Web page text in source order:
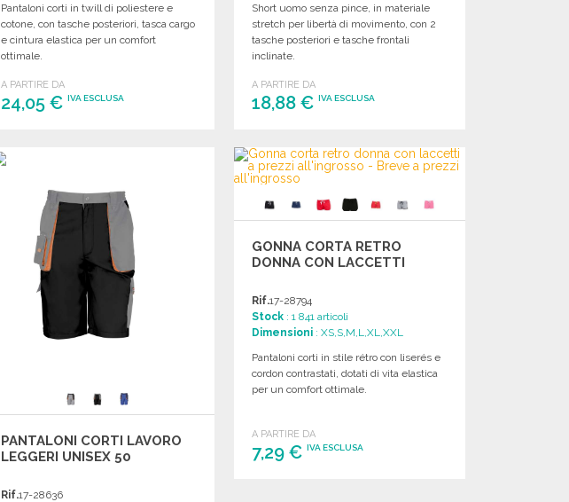
Pantaloni corti in twill di poliestere e
cotone, con tasche posteriori, tasca cargo
e cintura elastica per un comfort
ottimale.
A PARTIRE DA
24,05 €IVA ESCLUSA
Short uomo senza pince, in materiale
stretch per libertà di movimento, con 2
tasche posteriori e tasche frontali
inclinate.
A PARTIRE DA
18,88 €IVA ESCLUSA
Richiedi un preventivo
PANTALONI CORTI LAVORO
LEGGERI UNISEX 50
Rif.17-28636
GONNA CORTA RETRO
DONNA CON LACCETTI
Rif.17-28794
Stock : 1 841 articoli
Dimensioni : XS,S,M,L,XL,XXL
Pantaloni corti in stile rétro con liserés e
cordon contrastati, dotati di vita elastica
per un comfort ottimale.
A PARTIRE DA
7,29 €IVA ESCLUSA